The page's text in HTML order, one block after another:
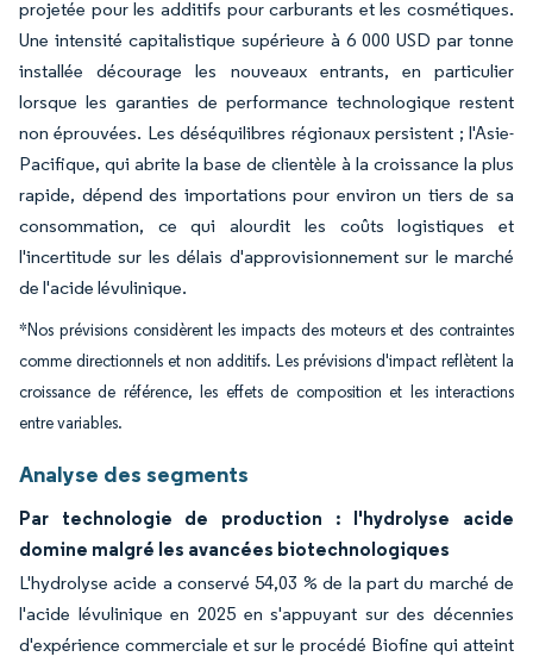
projetée pour les additifs pour carburants et les cosmétiques.
Une intensité capitalistique supérieure à 6 000 USD par tonne
installée décourage les nouveaux entrants, en particulier
lorsque les garanties de performance technologique restent
non éprouvées. Les déséquilibres régionaux persistent ; l'Asie-
Pacifique, qui abrite la base de clientèle à la croissance la plus
rapide, dépend des importations pour environ un tiers de sa
consommation, ce qui alourdit les coûts logistiques et
l'incertitude sur les délais d'approvisionnement sur le marché
de l'acide lévulinique.
*Nos prévisions considèrent les impacts des moteurs et des contraintes
comme directionnels et non additifs. Les prévisions d'impact reflètent la
croissance de référence, les effets de composition et les interactions
entre variables.
Analyse des segments
Par technologie de production : l'hydrolyse acide
domine malgré les avancées biotechnologiques
L'hydrolyse acide a conservé 54,03 % de la part du marché de
l'acide lévulinique en 2025 en s'appuyant sur des décennies
d'expérience commerciale et sur le procédé Biofine qui atteint